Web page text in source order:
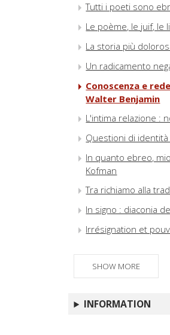
Tutti i poeti sono
Le poème, le juif, le
La storia più
Un radicamento
Conoscenza e
Walter Benjamin
L'intima relazione :
Questioni di
In quanto ebreo,
Kofman
Tra richiamo alla
In signo : diaconia
Irrésignation et
SHOW MORE
INFORMATION